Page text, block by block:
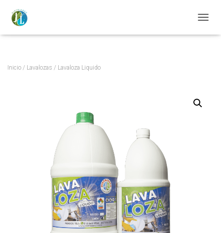
Inicio / Lavalozas / Lavaloza Liquido